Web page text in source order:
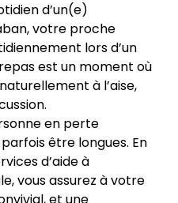
d’un(e)
votre proche
lors d’un
est un moment où
à l’aise,
en perte
être longues. En
d’aide à
vous assurez à votre